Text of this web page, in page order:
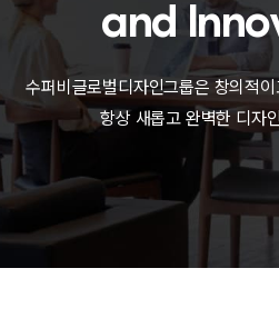
동영상 - ㈜고
동영상 - 모모스
동영상 - 삼양홀
동영상 - 킷캣
사진, 광고디자
사진, 광고디
웹사이트 - (주)
제품디자인 - 삼
동영상, CI - 카
동영상, 홈페이
and
수퍼비글로벌디자인그룹은 창의적
항상 새롭고 완벽한 디자